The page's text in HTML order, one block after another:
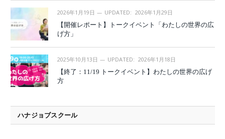
2026年1月19日 UPDATED: 2026年1月29日
【開催レポート】トークイベント「わたしの世界の広
げ方」
2025年10月13日 UPDATED: 2026年1月18日
【終了：11/19 トークイベント】わたしの世界の広げ
方
ハナジョブスクール